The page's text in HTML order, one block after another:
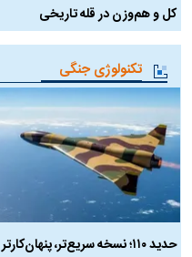
کل و هم‌وزن در قله تاریخی
تکنولوژی جنگی
حدید ۱۱۰؛ نسخه سریع‌تر، پنهان‌کارتر